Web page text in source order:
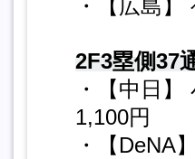
・【広島
2F3塁側37
・【中日
1,100円
・【